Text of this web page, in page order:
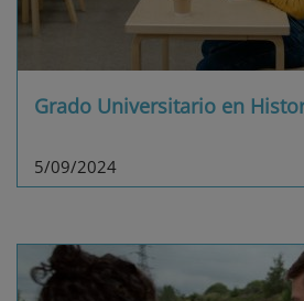
Grado Universitario en
5/09/2024